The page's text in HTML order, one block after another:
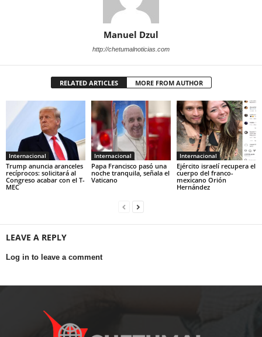
Manuel Dzul
http://chetumalnoticias.com
RELATED ARTICLES MORE FROM AUTHOR
Internacional
Trump anuncia aranceles
recíprocos: solicitará al
Congreso acabar con el T-
MEC
Internacional
Papa Francisco pasó una
noche tranquila, señala el
Vaticano
Internacional
Ejército israelí recupera el
cuerpo del franco-
mexicano Orión
Hernández
LEAVE A REPLY
Log in to leave a comment